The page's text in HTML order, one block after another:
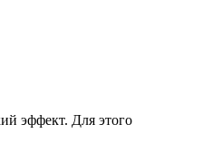
эффект. Для этого